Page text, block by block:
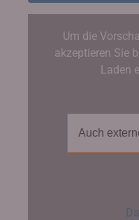
Um die
akzeptieren Sie
Laden
Auch